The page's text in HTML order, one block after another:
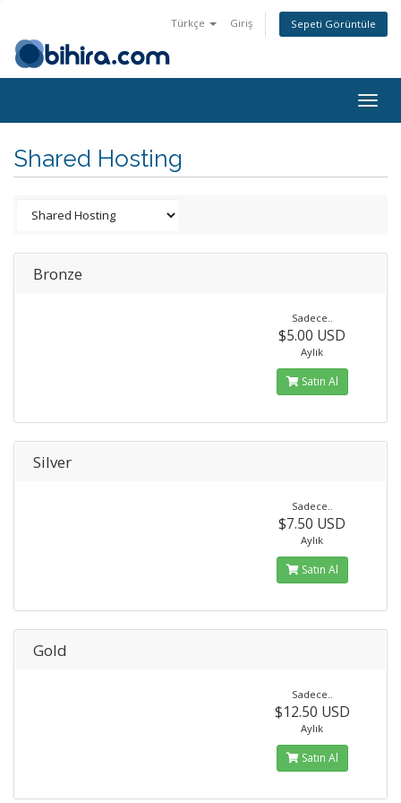
Türkçe Giriş Sepeti Görüntüle
Shared Hosting
Bronze
Sadece..
$5.00 USD
Aylık
Satın Al
Silver
Sadece..
$7.50 USD
Aylık
Satın Al
Gold
Sadece..
$12.50 USD
Aylık
Satın Al